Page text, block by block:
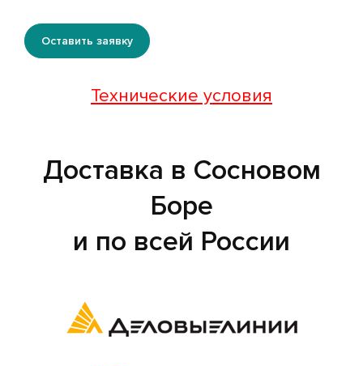
Оставить заявку
Технические условия
Доставка в Сосновом
Боре
и по всей России